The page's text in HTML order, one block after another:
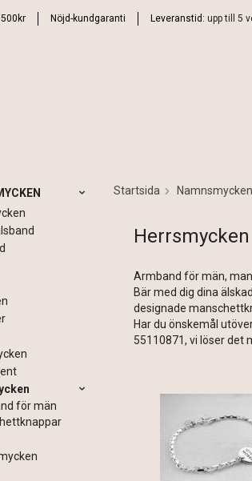
Nöjd-kundgaranti Leveranstid: upp till 5
för män
Startsida Namnsmycken
Herrsmycken
Armband för män,
Bär med dig dina
designade
Har du önskemål
55110871, vi löser det